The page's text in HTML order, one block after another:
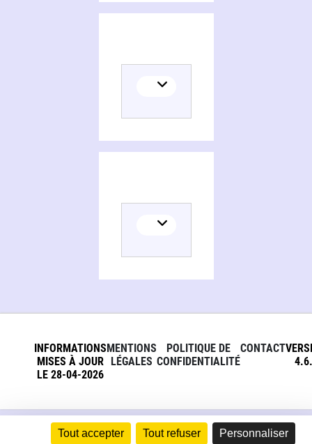
Tout accepter Tout refuser Personnaliser
INFORMATIONS
MISES À JOUR
LE 28-04-2026
MENTIONS
LÉGALES
POLITIQUE DE
CONFIDENTIALITÉ
CONTACT